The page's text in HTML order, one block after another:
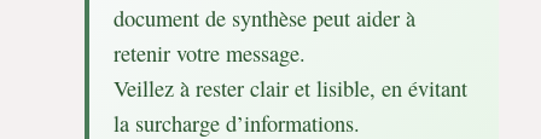
document de synthèse peut aider à
retenir votre message.
Veillez à rester clair et lisible, en évitant
la surcharge d’informations.